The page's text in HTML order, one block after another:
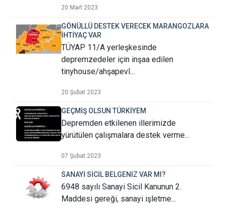
20 Mart 2023
GÖNÜLLÜ DESTEK VERECEK MARANGOZLARA
İHTİYAÇ VAR
TÜYAP 11/A yerleşkesinde
depremzedeler için inşaa edilen
tinyhouse/ahşapevl...
20 Şubat 2023
GEÇMİŞ OLSUN TÜRKİYEM
Depremden etkilenen illerimizde
yürütülen çalışmalara destek verme...
07 Şubat 2023
SANAYİ SİCİL BELGENİZ VAR MI?
6948 sayılı Sanayi Sicil Kanunun 2.
Maddesi gereği, sanayi işletme...